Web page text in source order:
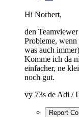
Hi Norbert,
den
Probleme,
was auch
Komme ich da
einfacher, ne
noch gut.
vy 73s de Adi /
Report